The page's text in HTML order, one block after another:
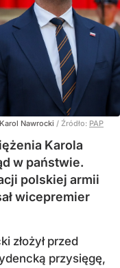
Nawrocki / Źródło: PAP
Karola
w państwie.
polskiej armii
wicepremier
złożył przed
przysięgę,